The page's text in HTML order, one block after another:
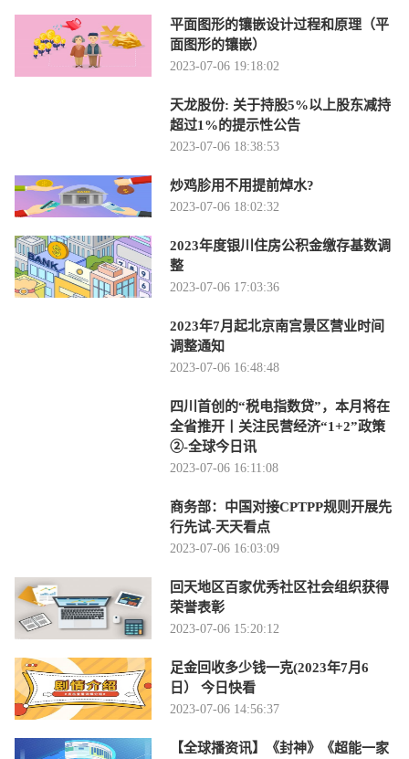
平面图形的镶嵌设计过程和原理（平
面图形的镶嵌）
2023-07-06 19:18:02
天龙股份: 关于持股5%以上股东减持
超过1%的提示性公告
2023-07-06 18:38:53
炒鸡胗用不用提前焯水?
2023-07-06 18:02:32
2023年度银川住房公积金缴存基数调
整
2023-07-06 17:03:36
2023年7月起北京南宫景区营业时间
调整通知
2023-07-06 16:48:48
四川首创的“税电指数贷”，本月将在
全省推开丨关注民营经济“1+2”政策
②-全球今日讯
2023-07-06 16:11:08
商务部：中国对接CPTPP规则开展先
行先试-天天看点
2023-07-06 16:03:09
回天地区百家优秀社区社会组织获得
荣誉表彰
2023-07-06 15:20:12
足金回收多少钱一克(2023年7月6
日） 今日快看
2023-07-06 14:56:37
【全球播资讯】《封神》《超能一家